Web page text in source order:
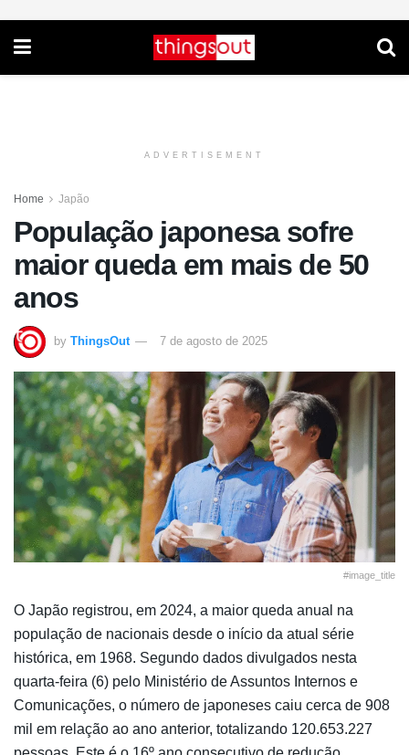
ADVERTISEMENT
Home Japão
População japonesa sofre
maior queda em mais de 50
anos
by ThingsOut 7 de agosto de 2025
#image_title
O Japão registrou, em 2024, a maior queda anual na
população de nacionais desde o início da atual série
histórica, em 1968. Segundo dados divulgados nesta
quarta-feira (6) pelo Ministério de Assuntos Internos e
Comunicações, o número de japoneses caiu cerca de 908
mil em relação ao ano anterior, totalizando 120.653.227